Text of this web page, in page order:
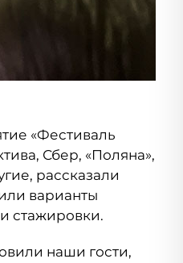
«Фестиваль
Сбер, «Поляна»,
рассказали
варианты
стажировки.
наши гости,